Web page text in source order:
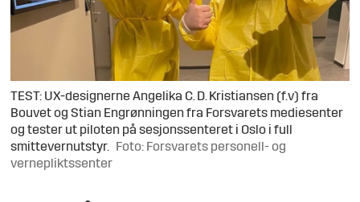
TEST: UX-designerne Angelika C. D. Kristiansen (f.v) fra
Bouvet og Stian Engrønningen fra Forsvarets mediesenter
og tester ut piloten på sesjonssenteret i Oslo i full
smittevernutstyr. Foto: Forsvarets personell- og
vernepliktssenter